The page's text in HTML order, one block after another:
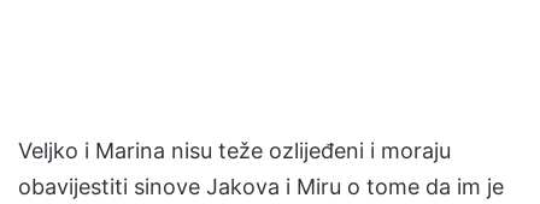
Veljko i Marina nisu teže ozlijeđeni i moraju
obavijestiti sinove Jakova i Miru o tome da im je